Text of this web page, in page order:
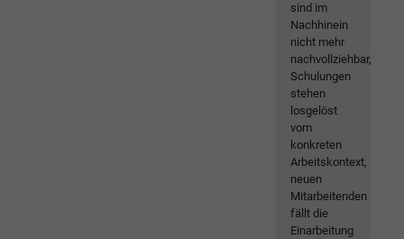
sind im
Nachhinein
nicht mehr
nachvollziehbar,
Schulungen
stehen
losgelöst
vom
konkreten
Arbeitskontext,
neuen
Mitarbeitenden
fällt die
Einarbeitung